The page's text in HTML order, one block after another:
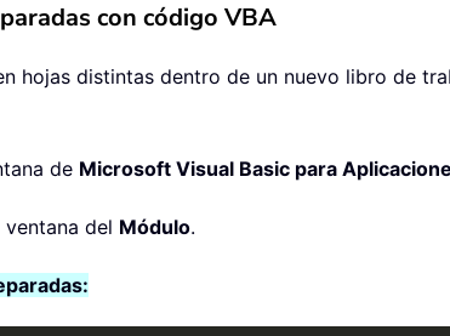
con código VBA
hojas distintas dentro de un nuevo libro de
de Microsoft Visual Basic para
del Módulo.